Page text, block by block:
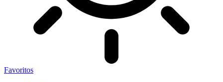
Favoritos